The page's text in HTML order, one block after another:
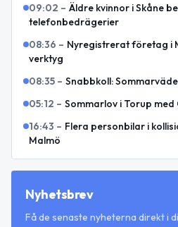
09:02 – Äldre kvinnor i Skåne
telefonbedrägerier
08:36 – Nyregistrerat företag i
verktyg
08:35 – Snabbkoll:
05:12 – Sommarlov i Torup med
16:43 – Flera personbilar i
Malmö
Nyhetsbrev
Få de senaste nyheterna direkt i